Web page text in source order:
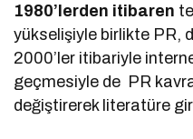
1980’lerden itibaren
yükselişiyle birlikte PR,
2000’ler itibariyle
geçmesiyle de PR
değiştirerek literatüre